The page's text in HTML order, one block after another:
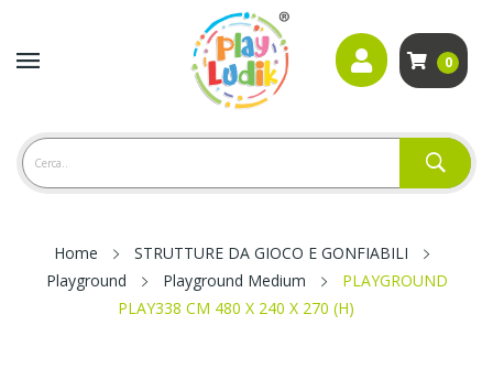
0
Home
STRUTTURE DA GIOCO E GONFIABILI
Playground
Playground Medium
PLAYGROUND
PLAY338 CM 480 X 240 X 270 (H)